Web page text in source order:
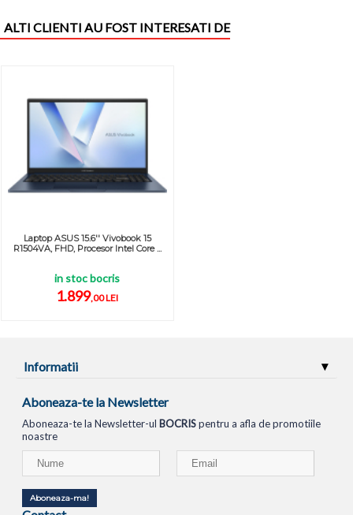
ALTI CLIENTI AU FOST INTERESATI DE
Laptop ASUS 15.6'' Vivobook 15
R1504VA, FHD, Procesor Intel Core ...
in stoc bocris
1.899,00 LEI
Informatii
Aboneaza-te la Newsletter
Aboneaza-te la Newsletter-ul BOCRISpentru a afla de promotiile
noastre
Aboneaza-ma!